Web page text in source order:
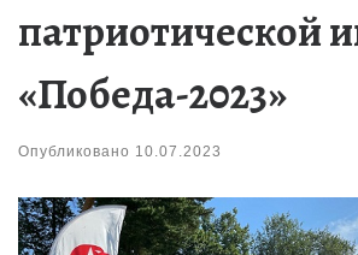
патриотической
«Победа-2023»
Опубликовано 10.07.2023